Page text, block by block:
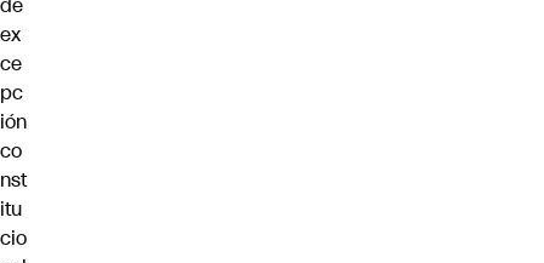
de
ex
ce
pc
ión
co
nst
itu
cio